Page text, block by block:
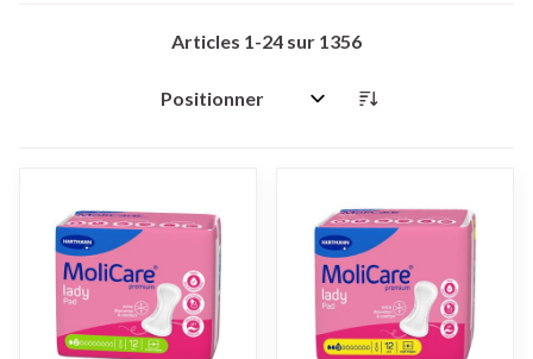
Articles 1-24 sur 1356
Trier par: